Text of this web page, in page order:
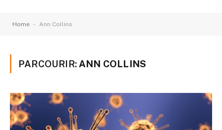
Home - Ann Collins
PARCOURIR: ANN COLLINS